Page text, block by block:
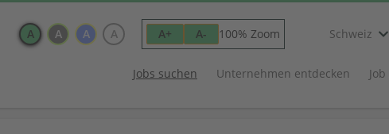
A A A A A+ A- 100% Zoom Schweiz
Jobs suchen Unternehmen entdecken